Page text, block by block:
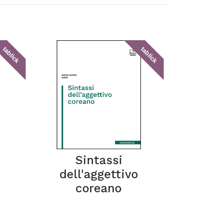
tablick tablick
Sintassi
dell'aggettivo
coreano